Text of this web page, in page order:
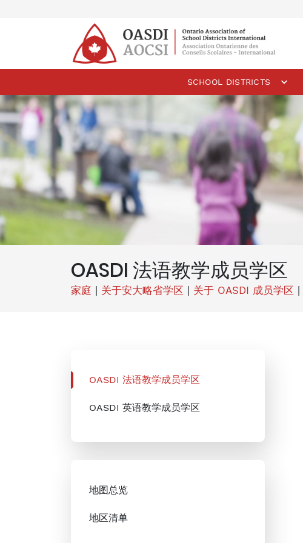
SCHOOL DISTRICTS
OASDI 法语教学成员学区
家庭 关于安大略省学区 关于 OASDI 成员学区
OASDI 法语教学成员学区
OASDI 英语教学成员学区
地图总览
地区清单